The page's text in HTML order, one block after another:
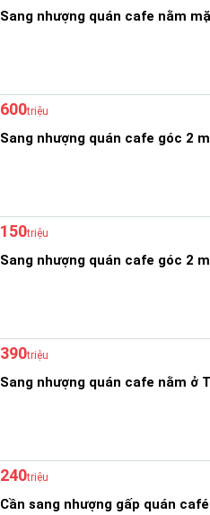
Sang nhượng quán cafe nằm
600triệu
Sang nhượng quán cafe góc 2
150triệu
Sang nhượng quán cafe góc 2
390triệu
Sang nhượng quán cafe nằm ở
240triệu
Cần sang nhượng gấp quán